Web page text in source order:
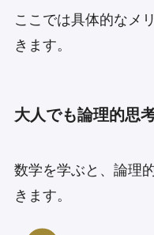
ここでは具体的なメ
きます。
大人でも論理的思
数学を学ぶと、論理
きます。